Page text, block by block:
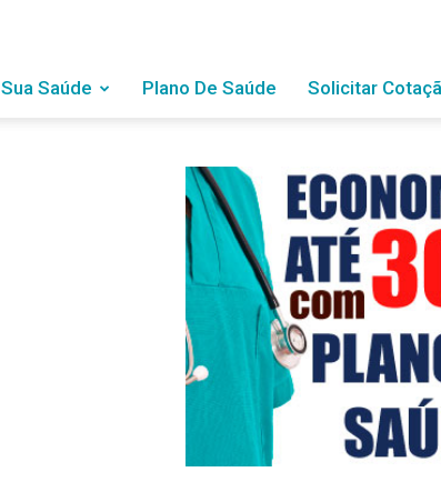
Sua Saúde Plano De Saúde Solicitar